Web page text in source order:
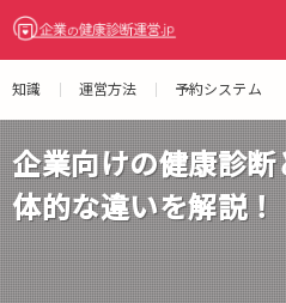
知識 運営方法 予約システム
企業向けの健康診
体的な違いを解説！